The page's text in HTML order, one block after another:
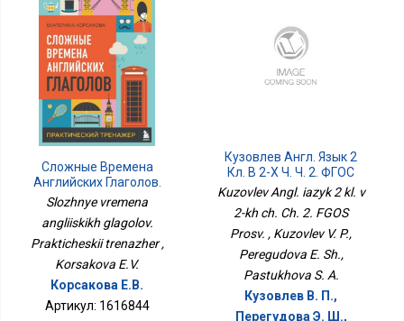
Сложные Времена
Английских Глаголов.
Практический Тренажер
Slozhnye vremena
angliiskikh glagolov.
Prakticheskii trenazher ,
Korsakova E.V.
Корсакова Е.В.
Артикул: 1616844
Кузовлев Англ. Язык 2
Кл. В 2-Х Ч. Ч. 2. ФГОС
Просв.
Kuzovlev Angl. iazyk 2 kl. v
2-kh ch. Ch. 2. FGOS
Prosv. , Kuzovlev V. P.,
Peregudova E. Sh.,
Pastukhova S. A.
Кузовлев В. П.,
Перегудова Э. Ш.,